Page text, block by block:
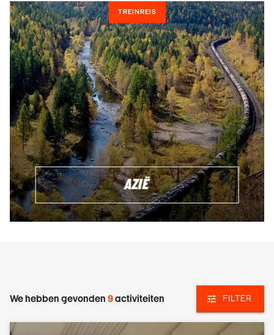
TREINREIS
AZIË
We hebben gevonden 9activiteiten FILTER